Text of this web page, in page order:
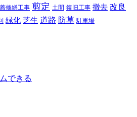
修繕工事 剪定 土間 復旧工事 撤去 改良
緑化 芝生 道路 防草 駐車場
できる